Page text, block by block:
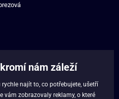
nám záleží
najít to, co potřebujete, ušetří
vám zobrazovaly reklamy, o které